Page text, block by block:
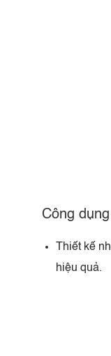
Công
Thiết kế
hiệu quả.